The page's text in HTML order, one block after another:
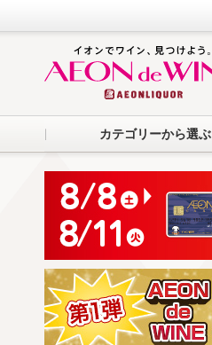
カテゴリーから選ぶ